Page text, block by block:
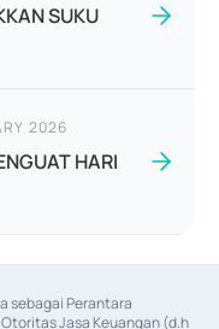
SUKU
2026
HARI
sebagai Perantara
Jasa Keuangan (d.h